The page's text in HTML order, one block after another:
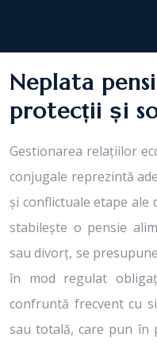
Neplata
protecții și
Gestionarea relațiilor
conjugale reprezintă
și conflictuale etape ale
stabilește o pensie
sau divorț, se
în mod regulat
confruntă frecvent cu
sau totală, care pun în